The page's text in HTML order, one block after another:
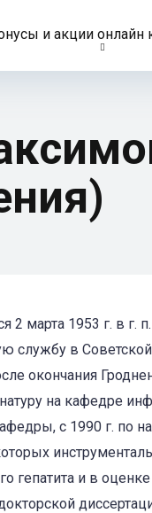
и акции онлайн
марта 1953 г. в г.
службу в
окончания
на кафедре
с 1990 г.
гепатита и в